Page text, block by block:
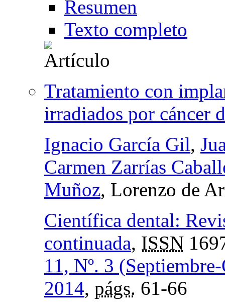
Resumen
Texto completo
Tratamiento con
irradiados por cáncer
Ignacio García Gil,
Carmen Zarrías
Muñoz, Lorenzo de
Científica dental:
continuada, ISSN
11, Nº. 3
2014, págs. 61-66